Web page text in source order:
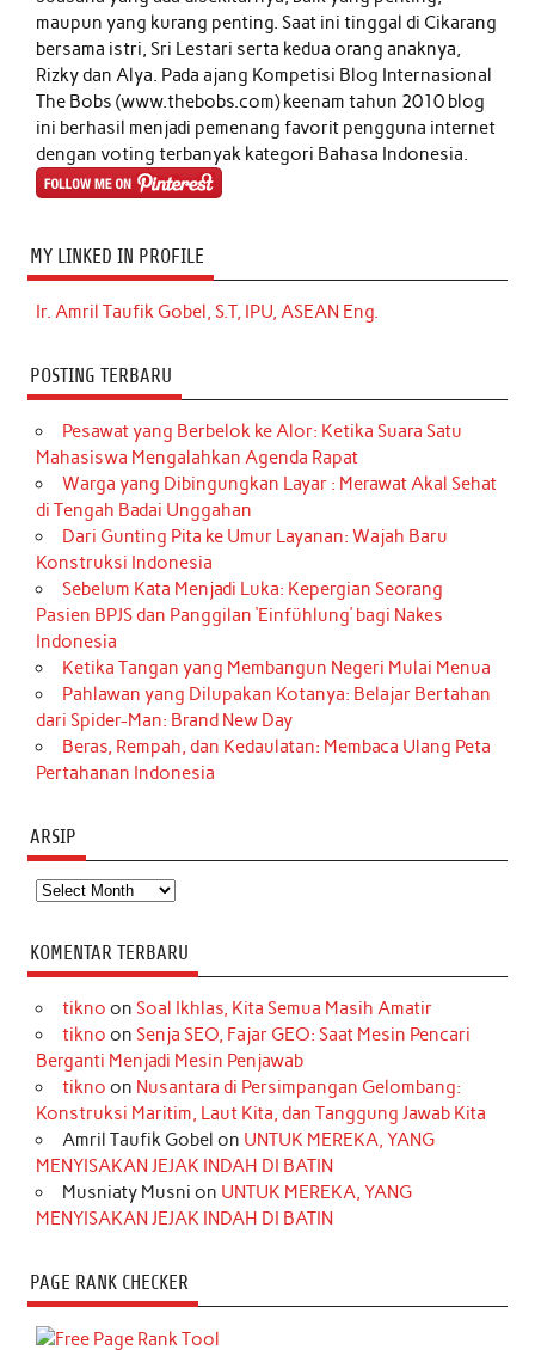
maupun yang kurang penting. Saat ini tinggal di Cikarang
bersama istri, Sri Lestari serta kedua orang anaknya,
Rizky dan Alya. Pada ajang Kompetisi Blog Internasional
The Bobs (www.thebobs.com) keenam tahun 2010 blog
ini berhasil menjadi pemenang favorit pengguna internet
dengan voting terbanyak kategori Bahasa Indonesia.
MY LINKED IN PROFILE
Ir. Amril Taufik Gobel, S.T, IPU, ASEAN Eng.
POSTING TERBARU
Pesawat yang Berbelok ke Alor: Ketika Suara Satu
Mahasiswa Mengalahkan Agenda Rapat
Warga yang Dibingungkan Layar : Merawat Akal Sehat
di Tengah Badai Unggahan
Dari Gunting Pita ke Umur Layanan: Wajah Baru
Konstruksi Indonesia
Sebelum Kata Menjadi Luka: Kepergian Seorang
Pasien BPJS dan Panggilan ‘Einfühlung’ bagi Nakes
Indonesia
Ketika Tangan yang Membangun Negeri Mulai Menua
Pahlawan yang Dilupakan Kotanya: Belajar Bertahan
dari Spider-Man: Brand New Day
Beras, Rempah, dan Kedaulatan: Membaca Ulang Peta
Pertahanan Indonesia
ARSIP
Arsip
KOMENTAR TERBARU
tikno on Soal Ikhlas, Kita Semua Masih Amatir
tikno on Senja SEO, Fajar GEO: Saat Mesin Pencari
Berganti Menjadi Mesin Penjawab
tikno on Nusantara di Persimpangan Gelombang:
Konstruksi Maritim, Laut Kita, dan Tanggung Jawab Kita
Amril Taufik Gobel on UNTUK MEREKA, YANG
MENYISAKAN JEJAK INDAH DI BATIN
Musniaty Musni on UNTUK MEREKA, YANG
MENYISAKAN JEJAK INDAH DI BATIN
PAGE RANK CHECKER